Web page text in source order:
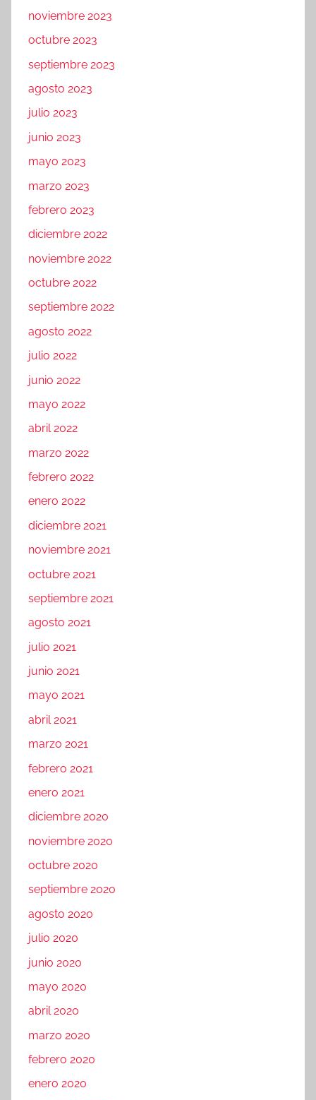
noviembre 2023
octubre 2023
septiembre 2023
agosto 2023
julio 2023
junio 2023
mayo 2023
marzo 2023
febrero 2023
diciembre 2022
noviembre 2022
octubre 2022
septiembre 2022
agosto 2022
julio 2022
junio 2022
mayo 2022
abril 2022
marzo 2022
febrero 2022
enero 2022
diciembre 2021
noviembre 2021
octubre 2021
septiembre 2021
agosto 2021
julio 2021
junio 2021
mayo 2021
abril 2021
marzo 2021
febrero 2021
enero 2021
diciembre 2020
noviembre 2020
octubre 2020
septiembre 2020
agosto 2020
julio 2020
junio 2020
mayo 2020
abril 2020
marzo 2020
febrero 2020
enero 2020